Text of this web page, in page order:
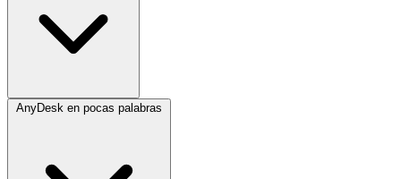
AnyDesk en pocas palabras